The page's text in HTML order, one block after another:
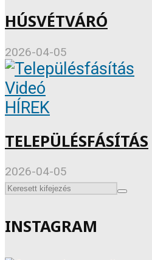
HÚSVÉTVÁRÓ
2026-04-05
Videó
HÍREK
TELEPÜLÉSFÁSÍTÁS
2026-04-05
INSTAGRAM